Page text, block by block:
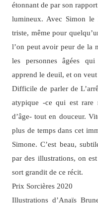
étonnant de par son
lumineux. Avec Simon le
triste, même pour
l’on peut avoir peur de la
les personnes âgées
apprend le deuil, et on
Difficile de parler de
atypique -ce qui est rare
d’âge- tout en douceur.
plus de temps dans cet
Simone. C’est beau,
par des illustrations, on
sort grandit de ce récit.
Prix Sorcières 2020
Illustrations d’Anaïs